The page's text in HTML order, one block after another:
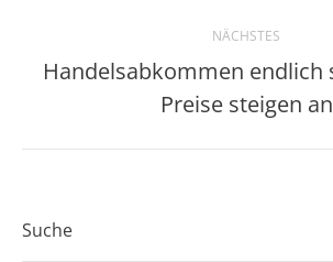
NÄCHSTES
Nächster
Beitrag:
Handelsabkommen endlich
Preise steigen an
Suche